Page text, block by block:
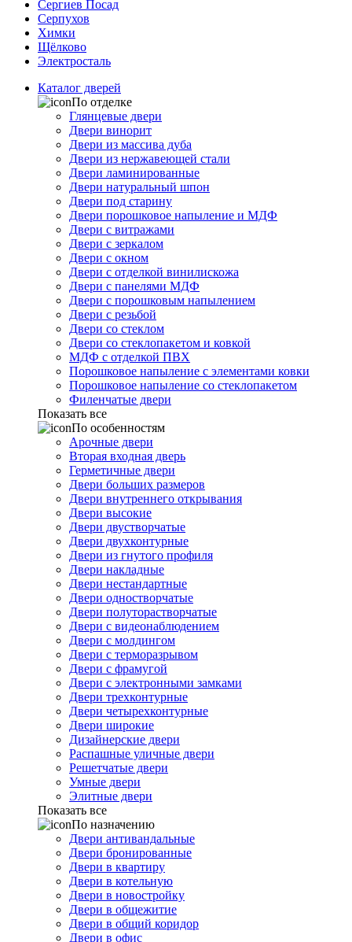
Сергиев Посад
Серпухов
Химки
Щёлково
Электросталь
Каталог дверей
По отделке
Глянцевые двери
Двери винорит
Двери из массива дуба
Двери из нержавеющей стали
Двери ламинированные
Двери натуральный шпон
Двери под старину
Двери порошковое напыление и МДФ
Двери с витражами
Двери с зеркалом
Двери с окном
Двери с отделкой винилискожа
Двери с панелями МДФ
Двери с порошковым напылением
Двери с резьбой
Двери со стеклом
Двери со стеклопакетом и ковкой
МДФ с отделкой ПВХ
Порошковое напыление с элементами ковки
Порошковое напыление со стеклопакетом
Филенчатые двери
Показать все
По особенностям
Арочные двери
Вторая входная дверь
Герметичные двери
Двери больших размеров
Двери внутреннего открывания
Двери высокие
Двери двустворчатые
Двери двухконтурные
Двери из гнутого профиля
Двери накладные
Двери нестандартные
Двери одностворчатые
Двери полуторастворчатые
Двери с видеонаблюдением
Двери с молдингом
Двери с терморазрывом
Двери с фрамугой
Двери с электронными замками
Двери трехконтурные
Двери четырехконтурные
Двери широкие
Дизайнерские двери
Распашные уличные двери
Решетчатые двери
Умные двери
Элитные двери
Показать все
По назначению
Двери антивандальные
Двери бронированные
Двери в квартиру
Двери в котельную
Двери в новостройку
Двери в общежитие
Двери в общий коридор
Двери в офис